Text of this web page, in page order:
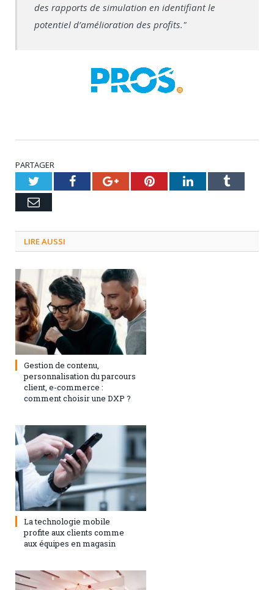
des rapports de simulation en identifiant le
potentiel d’amélioration des profits."
PARTAGER
TwitterFacebookGoogle+PinterestLinkedInTumblr
Email
LIRE AUSSI
3 septembre 2024
Gestion de contenu,
personnalisation du parcours
client, e-commerce :
comment choisir une DXP ?
1 février 2021 0
La technologie mobile
profite aux clients comme
aux équipes en magasin